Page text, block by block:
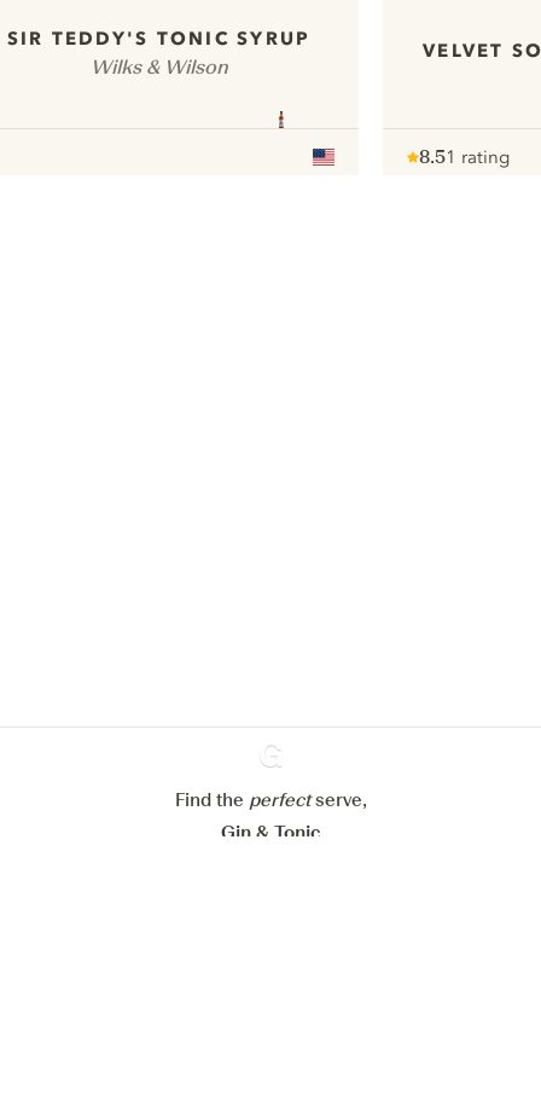
SIR TEDDY'S TONIC SYRUP
Wilks & Wilson
VELVET
8.51 rating
Ginventory
Find the perfectserve,
Gin & Tonic